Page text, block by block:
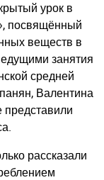
урок в
посвящённый
веществ в
занятия
средней
Валентина
рассказали